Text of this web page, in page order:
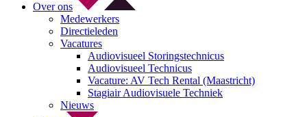
Over ons
Medewerkers
Directieleden
Vacatures
Audiovisueel Storingstechnicus
Audiovisueel Technicus
Vacature: AV Tech Rental (Maastricht)
Stagiair Audiovisuele Techniek
Nieuws